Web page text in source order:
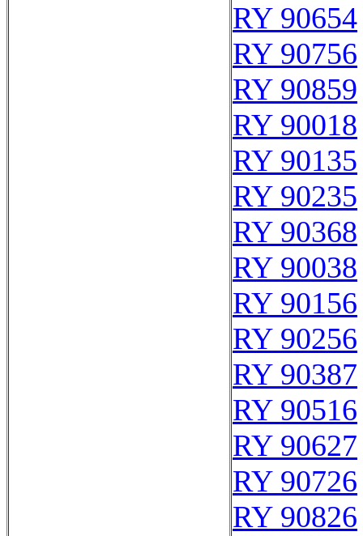
RY 90654
RY 90756
RY 90859
RY 90018
RY 90135
RY 90235
RY 90368
RY 90038
RY 90156
RY 90256
RY 90387
RY 90516
RY 90627
RY 90726
RY 90826